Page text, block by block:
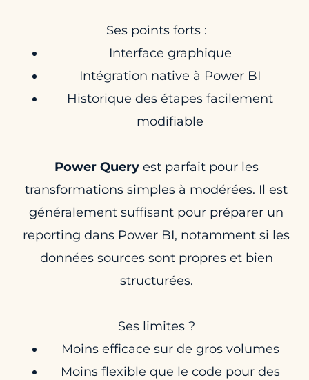
Ses points forts :
Interface graphique
Intégration native à Power BI
Historique des étapes facilement
modifiable
Power Queryest parfait pour les
transformations simples à modérées. Il est
généralement suffisant pour préparer un
reporting dans Power BI, notamment si les
données sources sont propres et bien
structurées.
Ses limites ?
Moins efficace sur de gros volumes
Moins flexible que le code pour des